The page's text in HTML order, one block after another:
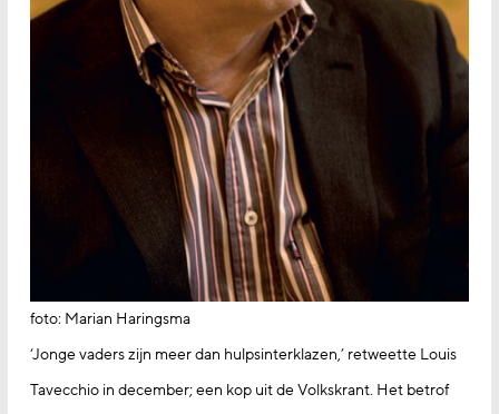
foto: Marian Haringsma
‘Jonge vaders zijn meer dan hulpsinterklazen,’ retweette Louis
Tavecchio in december; een kop uit de Volkskrant. Het betrof